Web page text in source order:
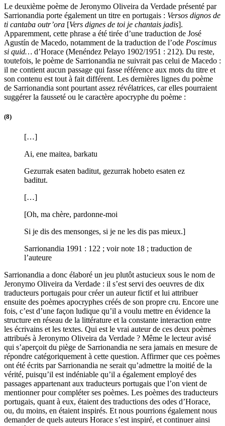
Le deuxième poème de Jeronymo Oliveira da Verdade présenté par
Sarrionandia porte également un titre en portugais : Versos dignos de
ti cantaba outr’ora [Vers dignes de toi je chantais jadis].
Apparemment, cette phrase a été tirée d’une traduction de José
Agustín de Macedo, notamment de la traduction de l’ode Poscimus
si quid… d’Horace (Menéndez Pelayo 1902/1951 : 212). Du reste,
toutefois, le poème de Sarrionandia ne suivrait pas celui de Macedo :
il ne contient aucun passage qui fasse référence aux mots du titre et
son contenu est tout à fait différent. Les dernières lignes du poème
de Sarrionandia sont pourtant assez révélatrices, car elles pourraient
suggérer la fausseté ou le caractère apocryphe du poème :
(8)
[…]
Ai, ene maitea, barkatu
Gezurrak esaten baditut, gezurrak hobeto esaten ez
baditut.
[…]
[Oh, ma chère, pardonne-moi
Si je dis des mensonges, si je ne les dis pas mieux.]
Sarrionandia 1991 : 122 ; voir note 18 ; traduction de
l’auteure
Sarrionandia a donc élaboré un jeu plutôt astucieux sous le nom de
Jeronymo Oliveira da Verdade : il s’est servi des oeuvres de dix
traducteurs portugais pour créer un auteur fictif et lui attribuer
ensuite des poèmes apocryphes créés de son propre cru. Encore une
fois, c’est d’une façon ludique qu’il a voulu mettre en évidence la
structure en réseau de la littérature et la constante interaction entre
les écrivains et les textes. Qui est le vrai auteur de ces deux poèmes
attribués à Jeronymo Oliveira da Verdade ? Même le lecteur avisé
qui s’aperçoit du piège de Sarrionandia ne sera jamais en mesure de
répondre catégoriquement à cette question. Affirmer que ces poèmes
ont été écrits par Sarrionandia ne serait qu’admettre la moitié de la
vérité, puisqu’il est indéniable qu’il a également employé des
passages appartenant aux traducteurs portugais que l’on vient de
mentionner pour compléter ses poèmes. Les poèmes des traducteurs
portugais, quant à eux, étaient des traductions des odes d’Horace,
ou, du moins, en étaient inspirés. Et nous pourrions également nous
demander de quels auteurs Horace s’est inspiré, et continuer ainsi